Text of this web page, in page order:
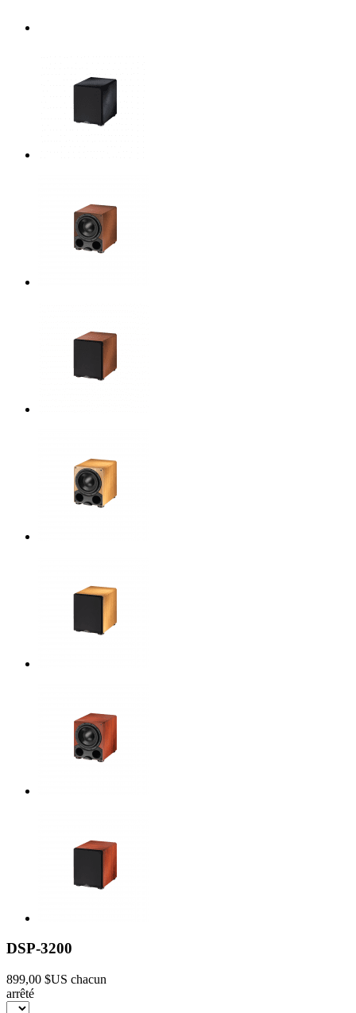
DSP-3200
899,00 $US chacun
arrêté